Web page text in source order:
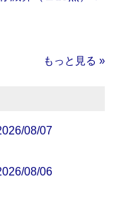
もっと見る »
08/07
08/06